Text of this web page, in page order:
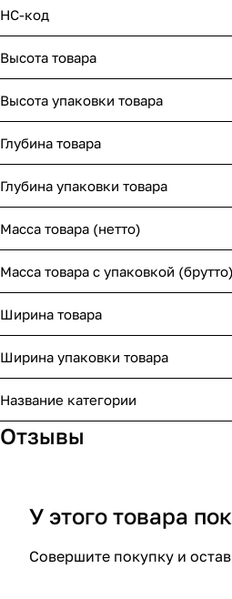
НС-код
Высота товара
Высота упаковки товара
Глубина товара
Глубина упаковки товара
Масса товара (нетто)
Масса товара с упаковкой (брутто)
Ширина товара
Ширина упаковки товара
Название категории
Отзывы
У этого товара
Совершите покупку и